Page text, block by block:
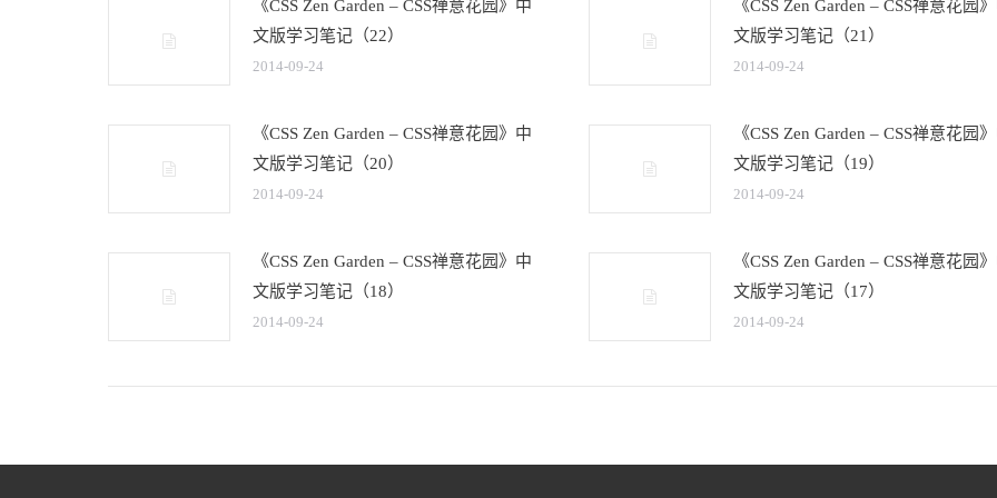
《CSS Zen Garden – CSS禅意花园》中
文版学习笔记（22）
2014-09-24
《CSS Zen Garden – CSS禅意花园
文版学习笔记（21）
2014-09-24
《CSS Zen Garden – CSS禅意花园》中
文版学习笔记（20）
2014-09-24
《CSS Zen Garden – CSS禅意花园
文版学习笔记（19）
2014-09-24
《CSS Zen Garden – CSS禅意花园》中
文版学习笔记（18）
2014-09-24
《CSS Zen Garden – CSS禅意花园
文版学习笔记（17）
2014-09-24